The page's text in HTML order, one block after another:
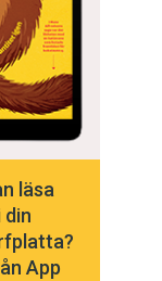
läsa
din
App